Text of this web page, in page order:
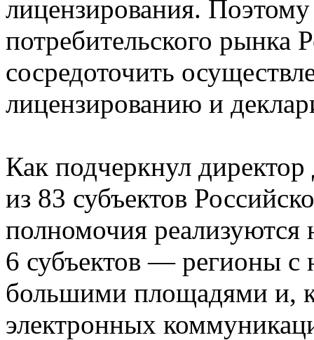
лицензирования.
потребительского рынка
сосредоточить
лицензированию и
Как подчеркнул
из 83 субъектов
полномочия реализуются
6 субъектов — регионы с
большими площадями и,
электронных